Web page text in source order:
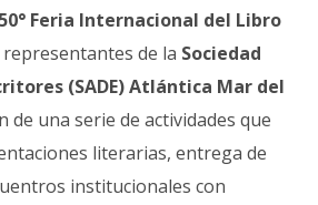
50° Feria Internacional del Libro
representantes de la Sociedad
(SADE) Atlántica Mar del
de una serie de actividades que
literarias, entrega de
institucionales con